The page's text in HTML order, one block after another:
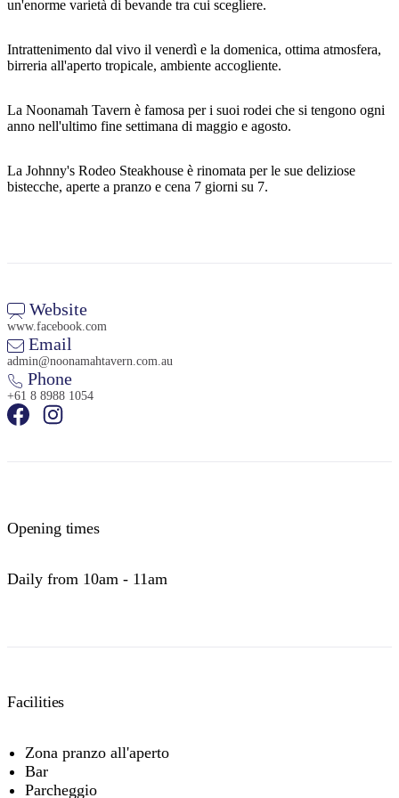
Cerca:
up
un'enorme varietà di bevande tra cui scegliere.
Intrattenimento dal vivo il venerdì e la domenica, ottima atmosfera,
birreria all'aperto tropicale, ambiente accogliente.
La Noonamah Tavern è famosa per i suoi rodei che si tengono ogni
anno nell'ultimo fine settimana di maggio e agosto.
La Johnny's Rodeo Steakhouse è rinomata per le sue deliziose
bistecche, aperte a pranzo e cena 7 giorni su 7.
Website
www.facebook.com
Email
admin@noonamahtavern.com.au
Phone
+61 8 8988 1054
Opening times
Daily from 10am - 11am
Facilities
Zona pranzo all'aperto
Bar
Parcheggio